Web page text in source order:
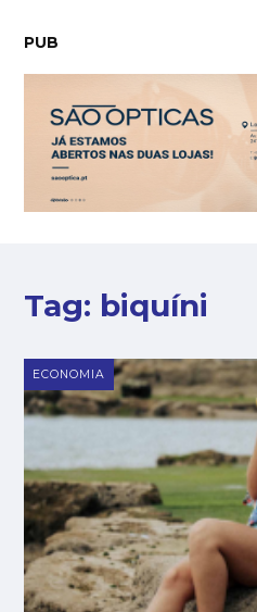
PUB
Tag: biquíni
ECONOMIA